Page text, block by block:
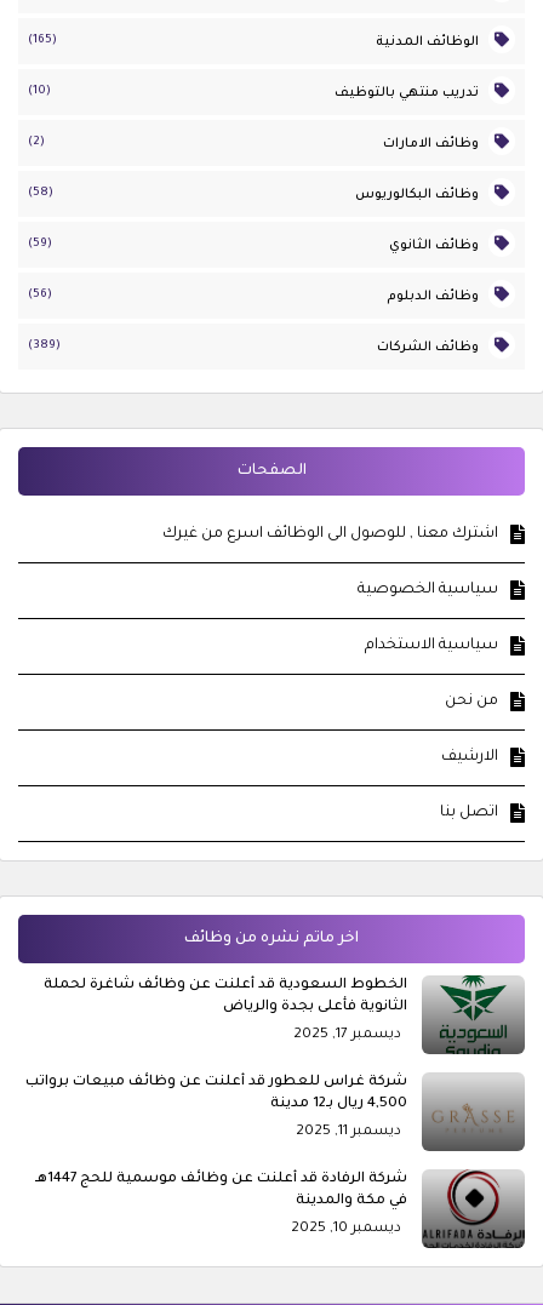
الوظائف المدنية (165)
تدريب منتهي بالتوظيف (10)
وظائف الامارات (2)
وظائف البكالوريوس (58)
وظائف الثانوي (59)
وظائف الدبلوم (56)
وظائف الشركات (389)
الصفحات
اشترك معنا , للوصول الى الوظائف اسرع من غيرك
سياسية الخصوصية
سياسية الاستخدام
من نحن
الارشيف
اتصل بنا
اخر ماتم نشره من وظائف
الخطوط السعودية قد أعلنت عن وظائف شاغرة لحملة
الثانوية فأعلى بجدة والرياض
ديسمبر 17, 2025
شركة غراس للعطور قد أعلنت عن وظائف مبيعات برواتب
4,500 ريال بـ12 مدينة
ديسمبر 11, 2025
شركة الرفادة قد أعلنت عن وظائف موسمية للحج 1447هـ
في مكة والمدينة
ديسمبر 10, 2025